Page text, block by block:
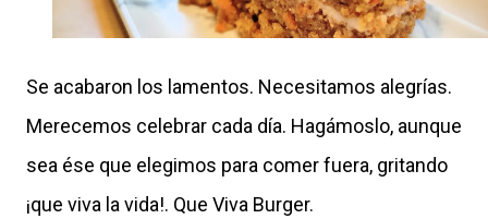
Se acabaron los lamentos. Necesitamos alegrías.
Merecemos celebrar cada día. Hagámoslo, aunque
sea ése que elegimos para comer fuera, gritando
¡que viva la vida!. Que Viva Burger.